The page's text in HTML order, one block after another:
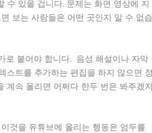
수 있을 겁니다. 문제는 화면 영상에 지
보는 사람들은 어떤 곳인지 알 수 없
로 붙어야 합니다. 음성 해설이나 자막
스트를 추가하는 편집을 하지 않으면
계속 올리면 어쩌다 한두 번은 봐주겠
것을 유튜브에 올리는 행동은 엄두를